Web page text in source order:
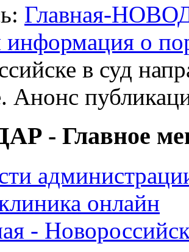
Главная-
информация о
в суд
Анонс
- Главное
онлайн
-